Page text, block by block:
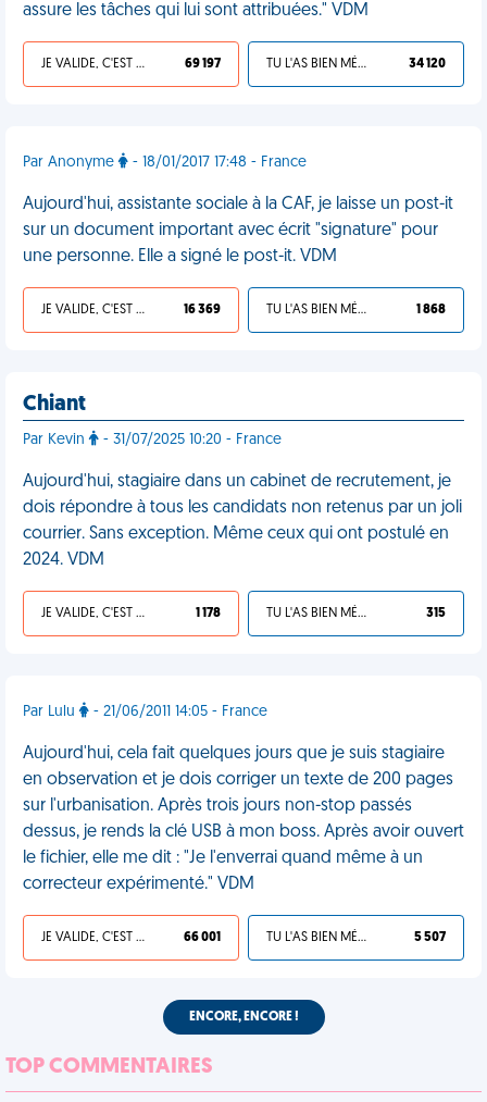
assure les tâches qui lui sont attribuées." VDM
JE VALIDE, C'EST UNE VDM 69 197 TU L'AS BIEN MÉRITÉ 34 120
Par Anonyme - 18/01/2017 17:48 - France
Aujourd'hui, assistante sociale à la CAF, je laisse un post-it
sur un document important avec écrit "signature" pour
une personne. Elle a signé le post-it. VDM
JE VALIDE, C'EST UNE VDM 16 369 TU L'AS BIEN MÉRITÉ 1 868
Chiant
Par Kevin - 31/07/2025 10:20 - France
Aujourd'hui, stagiaire dans un cabinet de recrutement, je
dois répondre à tous les candidats non retenus par un joli
courrier. Sans exception. Même ceux qui ont postulé en
2024. VDM
JE VALIDE, C'EST UNE VDM 1 178 TU L'AS BIEN MÉRITÉ 315
Par Lulu - 21/06/2011 14:05 - France
Aujourd'hui, cela fait quelques jours que je suis stagiaire
en observation et je dois corriger un texte de 200 pages
sur l'urbanisation. Après trois jours non-stop passés
dessus, je rends la clé USB à mon boss. Après avoir ouvert
le fichier, elle me dit : "Je l'enverrai quand même à un
correcteur expérimenté." VDM
JE VALIDE, C'EST UNE VDM 66 001 TU L'AS BIEN MÉRITÉ 5 507
ENCORE, ENCORE !
TOP COMMENTAIRES